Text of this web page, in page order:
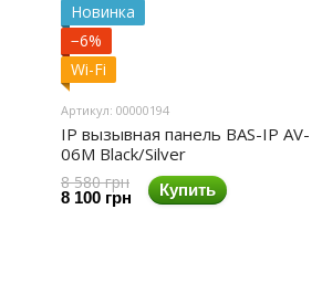
Новинка
−6%
Wi-Fi
Артикул: 00000194
IP вызывная панель BAS-IP AV-
06M Black/Silver
8 580 грн
8 100 грн Купить